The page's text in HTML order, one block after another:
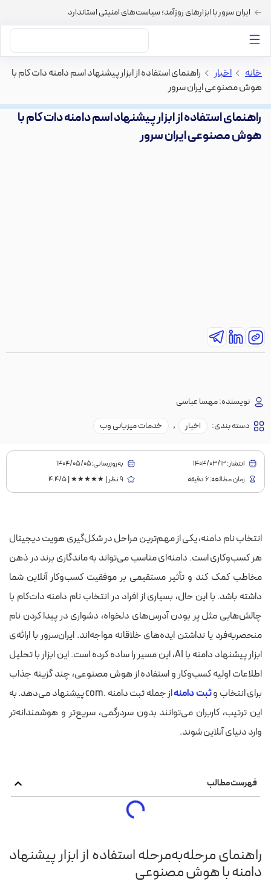
ایران سرور با ابزارهای روزآمد؛ سیاست‌های امنیتی استاندارد
خانه > اخبار > راهنمای استفاده از ابزار پیشنهاد اسم دامنه دات کام با
هوش مصنوعی ایران سرور
راهنمای استفاده از ابزار پیشنهاد اسم دامنه دات کام با
هوش مصنوعی ایران سرور
نویسنده:مهسا عباسی
دسته بندی:
اخبار , خدمات میزبانی وب
انتشار:1404/03/12
به‌روز‌رسانی:۱۴۰۴/۰۵/۰۵
زمان مطالعه:6 دقیقه
9 نظر | ★★★★★ | 4.4/5
انتخاب نام دامنه، یکی از مهم‌ترین مراحل در شکل‌گیری هویت دیجیتال
هر کسب‌وکاری است. دامنه‌ای مناسب می‌تواند به ماندگاری برند در ذهن
مخاطب کمک کند و تأثیر مستقیمی بر موفقیت کسب‌وکار آنلاین شما
داشته باشد. با این حال، بسیاری از افراد در انتخاب نام دامنه دات‌کام با
چالش‌هایی مثل پر بودن آدرس‌های دلخواه، دشواری در پیدا کردن نام
منحصربه‌فرد یا نداشتن ایده‌های خلاقانه مواجه‌اند. ایران‌سرور با ارائه‌ی
ابزار پیشنهاد دامنه با AI، این مسیر را ساده کرده است. این ابزار با تحلیل
اطلاعات اولیه کسب‌وکار و استفاده از هوش مصنوعی، چند گزینه جذاب
برای انتخاب وثبت دامنه
از جمله ثبت دامنه .com پیشنهاد می‌دهد. به
این ترتیب، کاربران می‌توانند بدون سردرگمی، سریع‌تر و هوشمندانه‌تر
وارد دنیای آنلاین شوند.
فهرست مطالب
راهنمای مرحله‌به‌مرحله استفاده از ابزار پیشنهاد
دامنه با هوش مصنوعی